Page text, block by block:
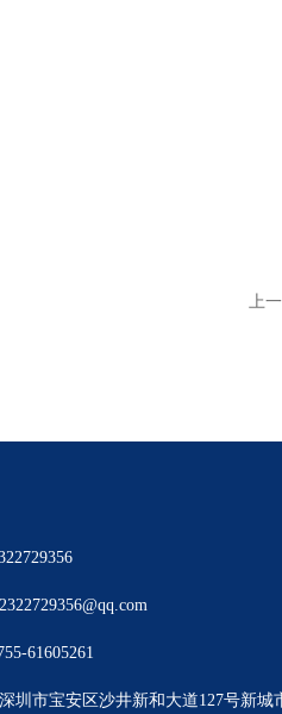
上
61605261
圳市宝安区沙井新和大道127号新城